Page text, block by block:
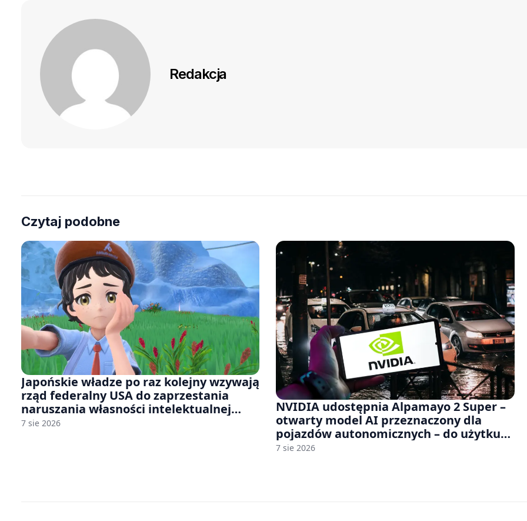
Redakcja
Czytaj podobne
Japońskie władze po raz kolejny wzywają
rząd federalny USA do zaprzestania
naruszania własności intelektualnej
japońskich gier i anime
7 sie 2026
NVIDIA udostępnia Alpamayo 2 Super –
otwarty model AI przeznaczony dla
pojazdów autonomicznych – do użytku
komercyjnego
7 sie 2026